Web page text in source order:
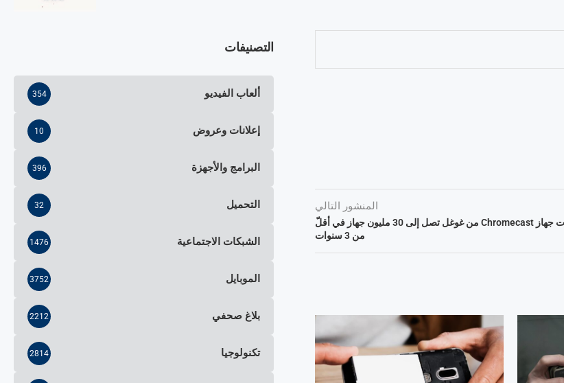
المنشور التالي
مبيعات جهاز Chromecast من غوغل تصل إلى 30 مليون جهاز في أقلّ
من 3 سنوات
التصنيفات
ألعاب الفيديو 354
إعلانات وعروض 10
البرامج والأجهزة 396
التحميل 32
الشبكات الاجتماعية 1476
الموبايل 3752
بلاغ صحفي 2212
تكنولوجيا 2814